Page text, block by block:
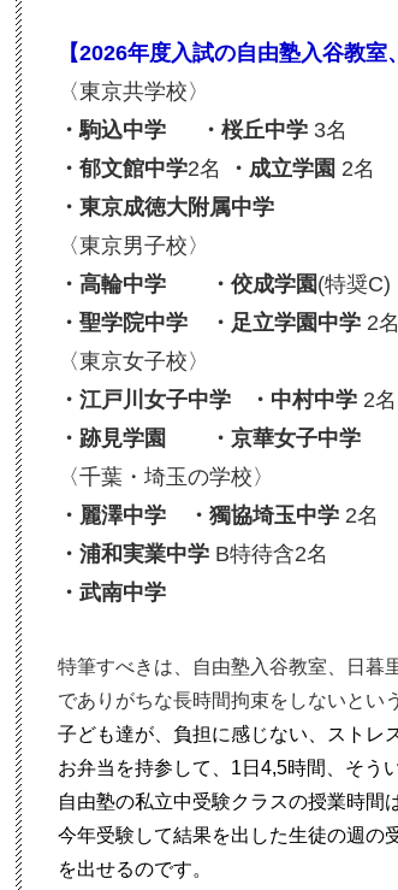
【2026年度入試の自由塾入谷教
〈東京共学校〉
・駒込中学
・ 桜丘中学 3名
・郁文館中学2名 ・成立学園 2名
・東京成徳大附属中学
〈東京男子校〉
・高輪中学 ・佼成学園(特奨C)
・聖学院中学
・足立学園中学 2名
〈東京女子校〉
・江戸川女子中学 ・中村中学 2名
・跡見学園
・京華女子中学
〈千葉・埼玉の学校〉
・麗澤中学
・獨協埼玉中学 2名
・浦和実業中学 B特待含2名
・武南中学
特筆すべきは、自由塾入谷教室、日暮
でありがちな長時間拘束をしないとい
子ども達が、負担に感じない、ストレ
お弁当を持参して、1日4,5時間、そう
自由塾の私立中受験クラスの授業時間
今年受験して結果を出した生徒の週の
を出せるのです。